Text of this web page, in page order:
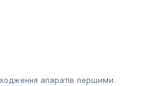
апаратів першими.